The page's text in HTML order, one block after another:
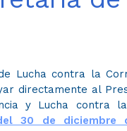
Lucha contra la
directamente al
y Lucha contra
30 de diciembre